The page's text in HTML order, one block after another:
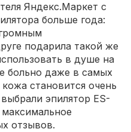
Яндекс.Маркет с
больше года:
подарила такой же
в душе на
больно даже в самых
становится очень
эпилятор ES-
отзывов.